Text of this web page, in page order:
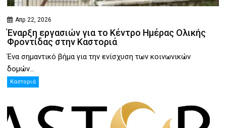
Απρ 22, 2026
Έναρξη εργασιών για το Κέντρο Ημέρας Ολικής
Φροντίδας στην Καστοριά
Ένα σημαντικό βήμα για την ενίσχυση των κοινωνικών
δομών...
Καστοριά